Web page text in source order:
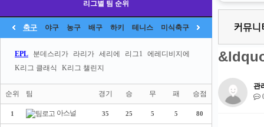
리그별 팀 순위
축구 야구 농구 배구 하키 테니스 미식축구
EPL 분데스리가 라리가 세리에 리그1
에레디비지에
K리그 클래식
K리그 챌린지
순위 팀 경기 승 무 패 승점
1 아스널 35 25 5 5 80
관